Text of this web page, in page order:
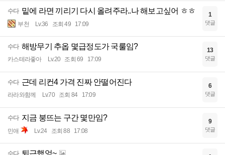
수다 밑에 라면 끼리기 다시 올려주라..나 해보고싶어 ㅎㅎ
부천 Lv.36 조회 49 17:09
1
댓글
수다 해방무기 추옵 몇급정도가 국룰임?
카스테라좋아 Lv.20 조회 69 17:09
13
댓글
수다 근데 리컨4 가격 진짜 안떨어진다
라라와함께 Lv.70 조회 84 17:09
6
댓글
수다 지금 붕뜨는 구간 몇만임?
민애 Lv.24 조회 88 17:08
9
댓글
수다 퇴근했엉~